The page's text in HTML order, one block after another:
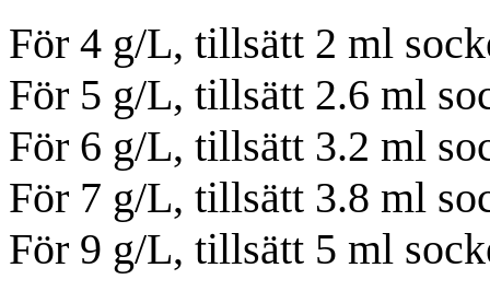
För 4 g/L, tillsätt 2 ml
För 5 g/L, tillsätt 2.6 ml
För 6 g/L, tillsätt 3.2 ml
För 7 g/L, tillsätt 3.8 ml
För 9 g/L, tillsätt 5 ml